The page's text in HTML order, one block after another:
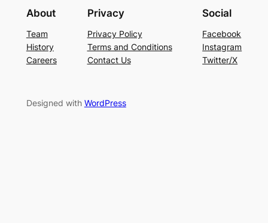
About
Team
History
Careers
Privacy
Privacy Policy
Terms and Conditions
Contact Us
Social
Facebook
Instagram
Twitter/X
Designed with WordPress